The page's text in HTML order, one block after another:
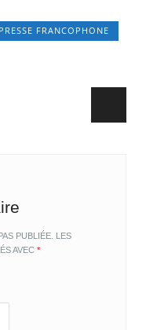
FRANCOPHONE
PUBLIÉE. LES
AVEC*